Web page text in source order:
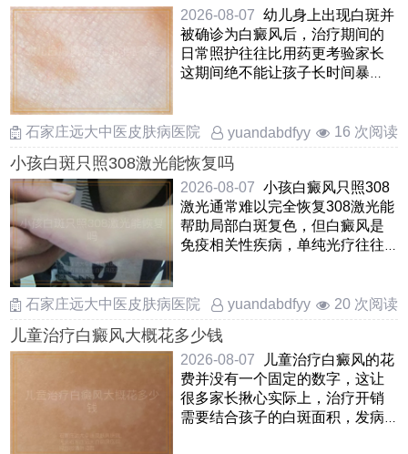
2026-08-07 幼儿身上出现白斑并
被确诊为白癜风后，治疗期间的
日常照护往往比用药更考验家长
这期间绝不能让孩子长时间暴
石家庄远大中医皮肤病医院 yuandabdfyy 16 次阅读
小孩白斑只照308激光能恢复吗
2026-08-07 小孩白癜风只照308
激光通常难以完全恢复308激光能
帮助局部白斑复色，但白癜风是
免疫相关性疾病，单纯光疗往往
石家庄远大中医皮肤病医院 yuandabdfyy 20 次阅读
儿童治疗白癜风大概花多少钱
2026-08-07
儿童治疗白癜风的花
费并没有一个固定的数字，这让
很多家长揪心实际上，治疗开销
需要结合孩子的白斑面积，发病